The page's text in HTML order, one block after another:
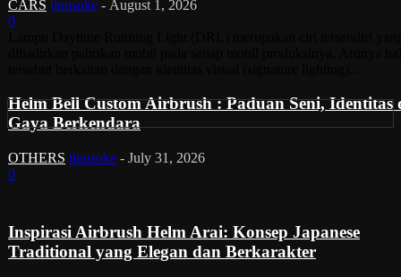
CARS tinusoke - August 1, 2026
0
Helm Bell Custom Airbrush : Paduan Seni, Identitas
Gaya Berkendara
OTHERS tinusoke - July 31, 2026
0
Inspirasi Airbrush Helm Arai: Konsep Japanese
Traditional yang Elegan dan Berkarakter